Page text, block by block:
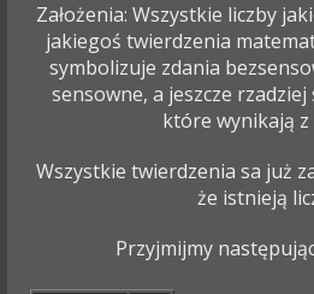
Założenia: Wszystkie liczby
jakiegoś twierdzenia
symbolizuje zdania
sensowne, a jeszcze
które wynikają z
Wszystkie twierdzenia sa już
że istnieją
Przyjmijmy